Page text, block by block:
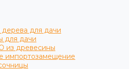
для дачи
для дачи
из древесины
импортозамещение